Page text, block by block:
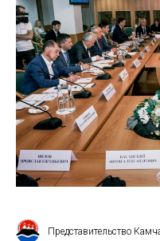
Представительство